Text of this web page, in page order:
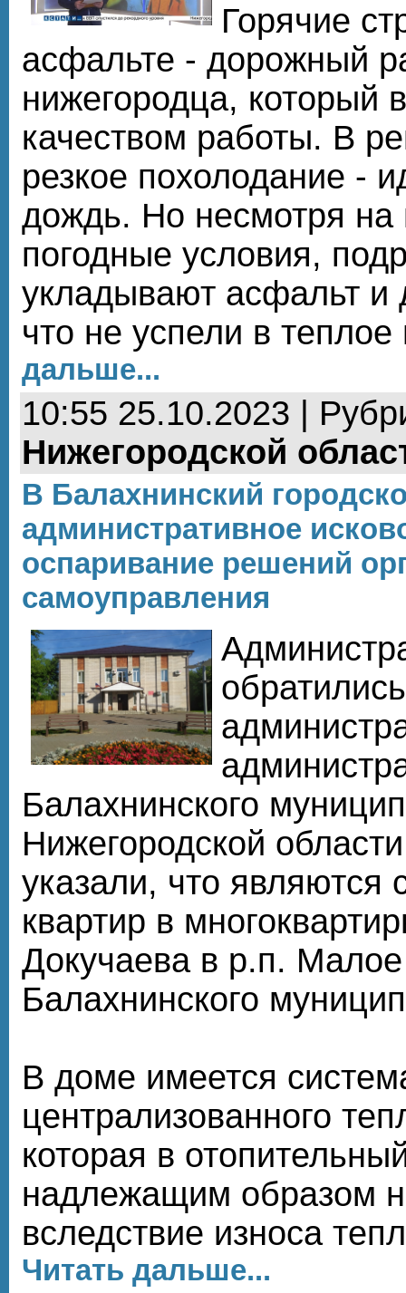
Горячие
асфальте - дорожный
нижегородца, который
качеством работы. В
резкое похолодание -
дождь. Но несмотря
погодные условия,
укладывают асфальт и
что не успели в
дальше...
10:55 25.10.2023 |
Нижегородской
В Балахнинский
административное
оспаривание решений
самоуправления
Балахнинского
Нижегородской
указали, что являются
квартир в
Докучаева в р.п.
Балахнинского
В доме имеется
централизованного
которая в
надлежащим образом
вследствие износа
Читать дальше...